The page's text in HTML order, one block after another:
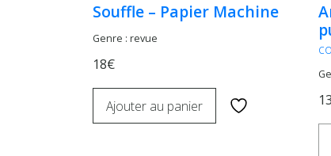
Souffle – Papier Machine
Genre : revue
18€
Ajouter au panier